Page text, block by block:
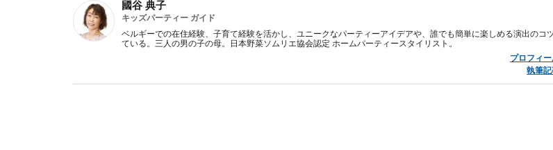
國谷 典子
キッズパーティー ガイド
ベルギーでの在住経験、子育て経験を活かし、ユニークなパーティーアイデアや、誰でも簡単に楽しめる演出のコ
ている。三人の男の子の母。日本野菜ソムリエ協会認定 ホームパーティースタイリスト。
プロフィ
執筆